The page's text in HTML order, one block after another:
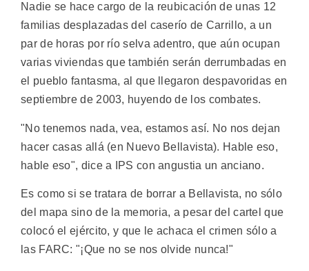
Nadie se hace cargo de la reubicación de unas 12
familias desplazadas del caserío de Carrillo, a un
par de horas por río selva adentro, que aún ocupan
varias viviendas que también serán derrumbadas en
el pueblo fantasma, al que llegaron despavoridas en
septiembre de 2003, huyendo de los combates.
"No tenemos nada, vea, estamos así. No nos dejan
hacer casas allá (en Nuevo Bellavista). Hable eso,
hable eso", dice a IPS con angustia un anciano.
Es como si se tratara de borrar a Bellavista, no sólo
del mapa sino de la memoria, a pesar del cartel que
colocó el ejército, y que le achaca el crimen sólo a
las FARC: "¡Que no se nos olvide nunca!"